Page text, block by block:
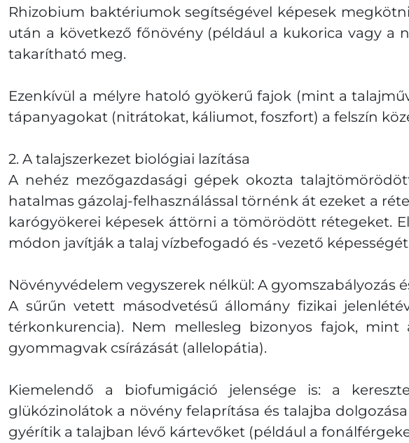
Rhizobium baktériumok segítségével képesek
után a következő főnövény (például a kukorica vagy a
takarítható meg.
Ezenkívül a mélyre hatoló gyökerű fajok (mint a
tápanyagokat (nitrátokat, káliumot, foszfort) a felszín
2. A talajszerkezet biológiai lazítása
A nehéz mezőgazdasági gépek okozta
hatalmas gázolaj-felhasználással törnénk át ezeket a
karógyökerei képesek áttörni a tömörödött rétegeket.
módon javítják a talaj vízbefogadó és -vezető
Növényvédelem vegyszerek nélkül: A gyomszabályozás
A sűrűn vetett másodvetésű állomány fizikai
térkonkurencia). Nem mellesleg bizonyos fajok,
gyommagvak csírázását (allelopátia).
Kiemelendő a biofumigáció jelensége is: a
glükózinolátok a növény felaprítása és talajba
gyérítik a talajban lévő kártevőket (például a